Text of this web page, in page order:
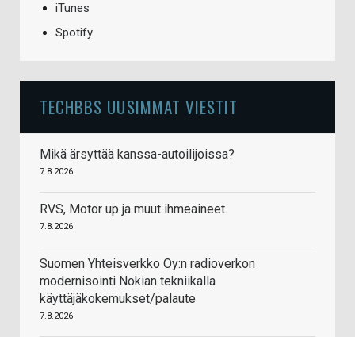
iTunes
Spotify
TECHBBS UUSIMMAT VIESTIT
Mikä ärsyttää kanssa-autoilijoissa?
7.8.2026
RVS, Motor up ja muut ihmeaineet.
7.8.2026
Suomen Yhteisverkko Oy:n radioverkon
modernisointi Nokian tekniikalla
käyttäjäkokemukset/palaute
7.8.2026